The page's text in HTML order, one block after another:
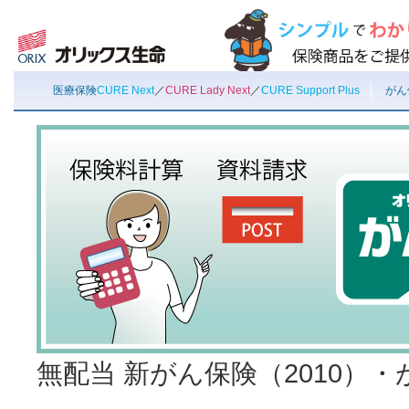
医療保険CURE Next／CURE Lady Next／CURE Support Plus が
無配当 新がん保険（2010）・